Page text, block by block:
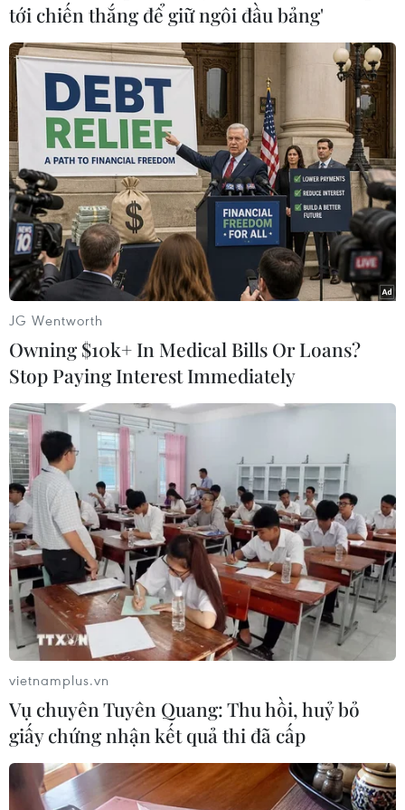
Bắc Ninh: Kỷ luật nhiều
cán bộ liên quan đến sai
phạm trong lĩnh vực đất
đai
Ban Thường vụ Tỉnh ủy Bắc Ninh cũng quyết định
thi hành kỷ luật cảnh cáo Ban Thường vụ Huyện
ủy Gia Bình nhiệm kỳ 2005-2010; khiển trách Ban
Thường vụ Huyện ủy Gia Bình nhiệm kỳ 2010-
2015...
(TTXVN/Vietnam+)
#Bạc Liêu #Cán bộ đất đai
#khởi tố
#Thất thu ngân sách
Theo dõi VietnamPlus
tới chiến thắng để giữ ngôi đầu bảng'
JG Wentworth
Owning $10k+ In Medical Bills Or Loans?
Stop Paying Interest Immediately
vietnamplus.vn
Vụ chuyên Tuyên Quang: Thu hồi, huỷ bỏ
giấy chứng nhận kết quả thi đã cấp